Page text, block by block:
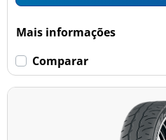
Mais informações
Comparar